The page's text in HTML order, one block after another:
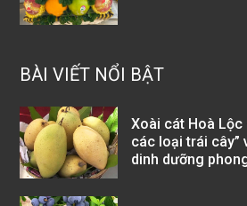
BÀI VIẾT NỔI BẬT
Xoài cát Hoà Lộc
các loại trái cây”
dinh dưỡng